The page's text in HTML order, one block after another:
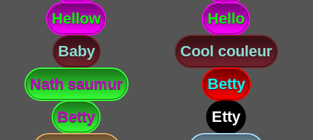
Hellow
Hello
Baby
Cool couleur
Nath saumur
Betty
Betty
Etty